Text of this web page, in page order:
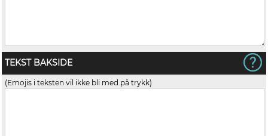
TEKST BAKSIDE
(Emojis i teksten vil ikke bli med på trykk)